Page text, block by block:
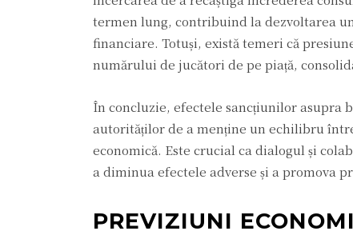
termen lung, contribuind la dezvoltarea
financiare. Totuși, există temeri că
numărului de jucători de pe piață,
În concluzie, efectele sancțiunilor asupra
autorităților de a menține un echilibru
economică. Este crucial ca dialogul și
a diminua efectele adverse și a promova
PREVIZIUNI